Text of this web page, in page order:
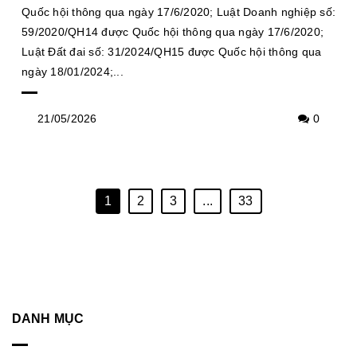
Quốc hội thông qua ngày 17/6/2020; Luật Doanh nghiệp số:
59/2020/QH14 được Quốc hội thông qua ngày 17/6/2020;
Luật Đất đai số: 31/2024/QH15 được Quốc hội thông qua
ngày 18/01/2024;...
21/05/2026 0
1 2 3 ... 33
DANH MỤC